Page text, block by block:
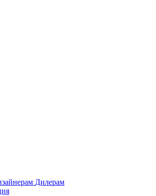
Дилерам